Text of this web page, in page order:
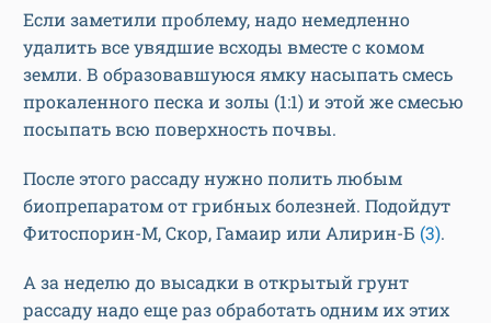
Если заметили проблему, надо немедленно
удалить все увядшие всходы вместе с комом
земли. В образовавшуюся ямку насыпать смесь
прокаленного песка и золы (1:1) и этой же смесью
посыпать всю поверхность почвы.
После этого рассаду нужно полить любым
биопрепаратом от грибных болезней. Подойдут
Фитоспорин-М, Скор, Гамаир или Алирин-Б (3).
А за неделю до высадки в открытый грунт
рассаду надо еще раз обработать одним их этих